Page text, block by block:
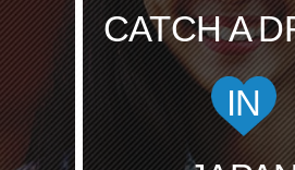
CATCH A
IN